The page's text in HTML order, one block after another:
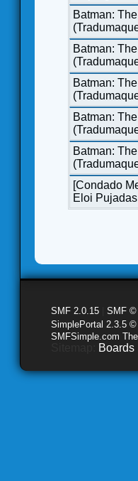
Batman:
Batman:
Batman:
Batman:
Batman:
[Condado
Eloi Pujadas
SMF 2.0.15 SMF ©
SimplePortal 2.3.5
SMFSimple.com
Boards